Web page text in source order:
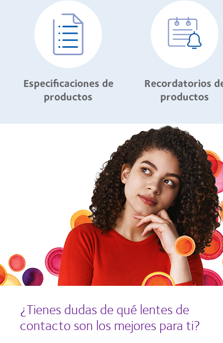
Especificaciones de
productos
Recordatorios
productos
¿Tienes dudas de qué lentes de
contacto son los mejores para ti?